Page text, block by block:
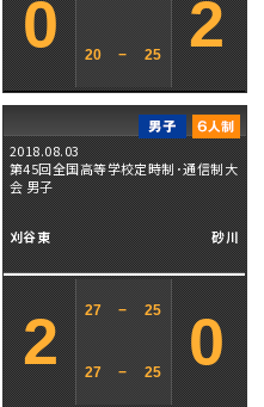
0 20 − 25 2
2018.08.03
第45回全国高等学校定時制･通信制大
会 男子
刈谷東 砂川
2 27 − 25
27 − 25 0